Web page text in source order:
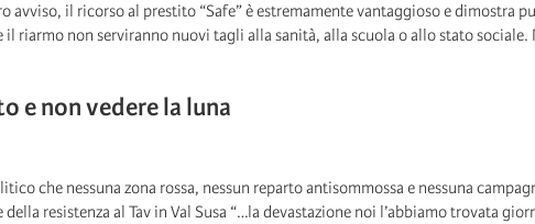
avviso, il ricorso al prestito “Safe” è estremamente vantaggioso e dimostra
riarmo non serviranno nuovi tagli alla sanità, alla scuola o allo stato
e non vedere la luna
che nessuna zona rossa, nessun reparto antisommossa e nessuna
resistenza al Tav in Val Susa “…la devastazione noi l’abbiamo trovata